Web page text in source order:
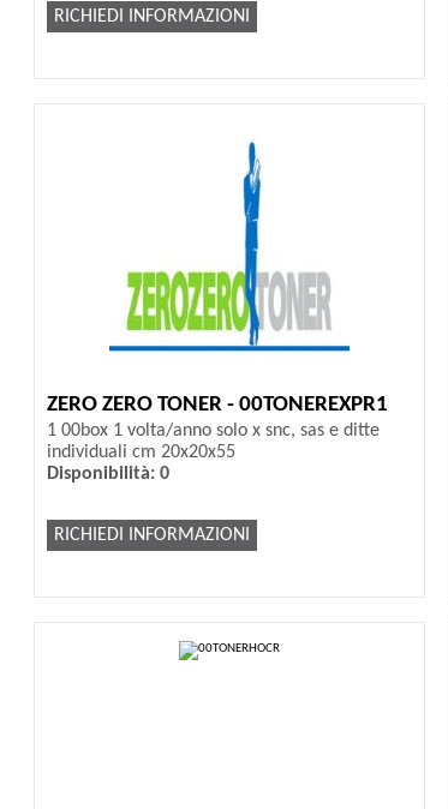
RICHIEDI INFORMAZIONI
ZERO ZERO TONER - 00TONEREXPR1
1 00box 1 volta/anno solo x snc, sas e ditte
individuali cm 20x20x55
Disponibilità: 0
RICHIEDI INFORMAZIONI